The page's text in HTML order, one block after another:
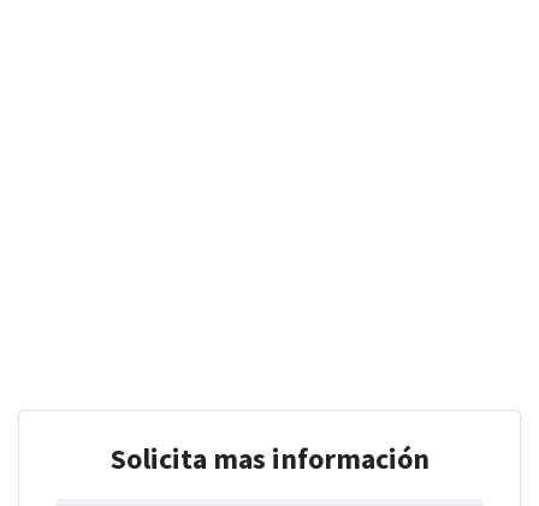
Solicita mas información